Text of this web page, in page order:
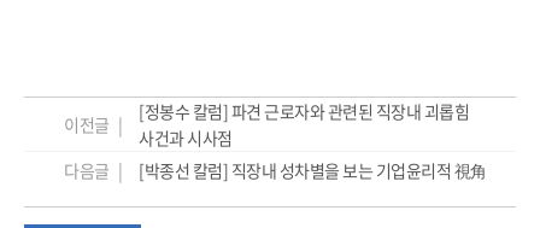
이전글 |
[정봉수 칼럼] 파견 근로자와 관련된 직장내 괴롭힘
사건과 시사점
다음글 |
[박종선 칼럼] 직장내 성차별을 보는 기업윤리적 視角